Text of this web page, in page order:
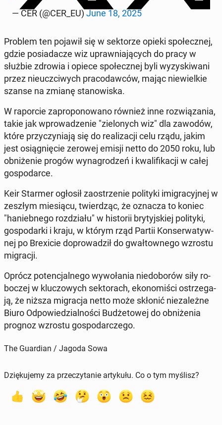
— CER (@CER_EU) June 18, 2025
Problem ten pojawił się w sek­to­rze opieki spo­łecz­nej,
gdzie po­sia­da­cze wiz upraw­nia­ją­cych do pracy w
służbie zdrowia i opiece spo­łecz­nej byli wy­zy­ski­wa­ni
przez nie­uczci­wych pra­co­daw­ców, mając nie­wiel­kie
szanse na zmianę sta­no­wi­ska.
W ra­por­cie za­pro­po­no­wa­no również inne roz­wią­za­nia,
takie jak wpro­wa­dze­nie "zie­lo­nych wiz" dla zawodów,
które przy­czy­nia­ją się do re­ali­za­cji celu rządu, jakim
jest osią­gnię­cie zerowej emisji netto do 2050 roku, lub
ob­ni­że­nie progów wy­na­gro­dzeń i kwa­li­fi­ka­cji w całej
go­spo­dar­ce.
Keir Starmer ogłosił za­ostrze­nie po­li­ty­ki imi­gra­cyj­nej w
zeszłym mie­sią­cu, twier­dząc, że oznacza to koniec
"ha­nieb­ne­go roz­dzia­łu" w hi­sto­rii bry­tyj­skiej po­li­ty­ki,
go­spo­dar­ki i kraju, w którym rząd Partii Kon­ser­wa­tyw­
nej po Bre­xi­cie do­pro­wa­dził do gwał­tow­ne­go wzrostu
mi­gra­cji.
Oprócz po­ten­cjal­ne­go wy­wo­ła­nia nie­do­bo­rów siły ro­
bo­czej w klu­czo­wych sek­to­rach, eko­no­mi­ści ostrze­ga­
ją, że niższa mi­gra­cja netto może skłonić nie­za­leż­ne
Biuro Od­po­wie­dzial­no­ści Bu­dże­to­wej do ob­ni­że­nia
prognoz wzrostu go­spo­dar­cze­go.
The Guardian / Jagoda Sowa
Dziękujemy za przeczytanie artykułu. Co o tym myślisz?